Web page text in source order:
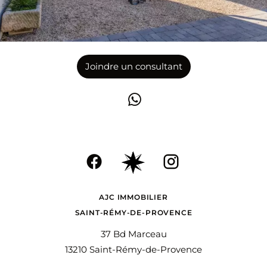
Joindre un consultant
AJC IMMOBILIER
SAINT-RÉMY-DE-PROVENCE
37 Bd Marceau
13210 Saint-Rémy-de-Provence